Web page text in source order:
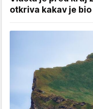
otkriva kakav je